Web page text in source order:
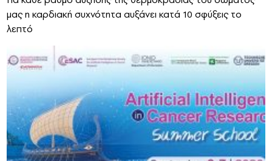
μας η καρδιακή συχνότητα αυξάνει κατά 10 σφύξεις το
λεπτό